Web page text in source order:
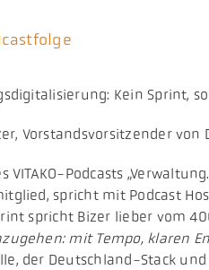
Kein Sprint,
Vorstandsvorsitzender
VITAKO-Podcasts
spricht mit Podcast
spricht Bizer lieber vom
mit Tempo, klaren
der Deutschland-Stack